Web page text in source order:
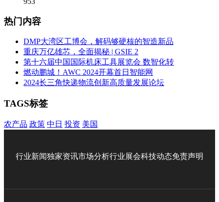
热门内容
DMP大湾区工博会，解码够硬核的智造新品
重庆万亿雄芯，全面揭秘 | GSIE 2
第十六届中国国际机床工具展览会 数智化转
燃动鹏城！AWC 2024开幕首日智能网
2024长三角快递物流创新高质量发展论坛
TAGS标签
农产品 政策 中日 投资 美国
行业新闻独家资讯市场分析行业展会科技动态免责声明